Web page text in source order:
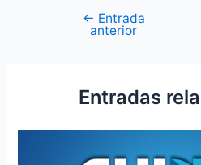
← Entrada
anterior
Entradas